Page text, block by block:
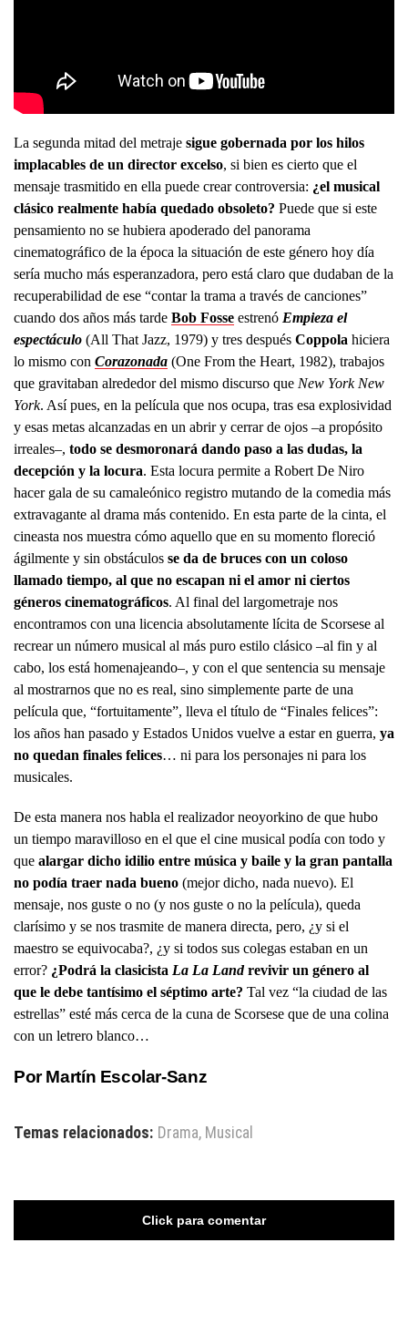
La segunda mitad del metraje sigue gobernada por los hilos
implacables de un director excelso, si bien es cierto que el
mensaje trasmitido en ella puede crear controversia: ¿el musical
clásico realmente había quedado obsoleto? Puede que si este
pensamiento no se hubiera apoderado del panorama
cinematográfico de la época la situación de este género hoy día
sería mucho más esperanzadora, pero está claro que dudaban de la
recuperabilidad de ese “contar la trama a través de canciones”
cuando dos años más tarde Bob Fosse estrenó Empieza el
espectáculo (All That Jazz, 1979) y tres después Coppola hiciera
lo mismo con Corazonada (One From the Heart, 1982), trabajos
que gravitaban alrededor del mismo discurso que New York New
York. Así pues, en la película que nos ocupa, tras esa explosividad
y esas metas alcanzadas en un abrir y cerrar de ojos –a propósito
irreales–, todo se desmoronará dando paso a las dudas, la
decepción y la locura. Esta locura permite a Robert De Niro
hacer gala de su camaleónico registro mutando de la comedia más
extravagante al drama más contenido. En esta parte de la cinta, el
cineasta nos muestra cómo aquello que en su momento floreció
ágilmente y sin obstáculos se da de bruces con un coloso
llamado tiempo, al que no escapan ni el amor ni ciertos
géneros cinematográficos. Al final del largometraje nos
encontramos con una licencia absolutamente lícita de Scorsese al
recrear un número musical al más puro estilo clásico –al fin y al
cabo, los está homenajeando–, y con el que sentencia su mensaje
al mostrarnos que no es real, sino simplemente parte de una
película que, “fortuitamente”, lleva el título de “Finales felices”:
los años han pasado y Estados Unidos vuelve a estar en guerra, ya
no quedan finales felices… ni para los personajes ni para los
musicales.
De esta manera nos habla el realizador neoyorkino de que hubo
un tiempo maravilloso en el que el cine musical podía con todo y
que alargar dicho idilio entre música y baile y la gran pantalla
no podía traer nada bueno (mejor dicho, nada nuevo). El
mensaje, nos guste o no (y nos guste o no la película), queda
clarísimo y se nos trasmite de manera directa, pero, ¿y si el
maestro se equivocaba?, ¿y si todos sus colegas estaban en un
error? ¿Podrá la clasicista La La Landrevivir un género al
que le debe tantísimo el séptimo arte? Tal vez “la ciudad de las
estrellas” esté más cerca de la cuna de Scorsese que de una colina
con un letrero blanco…
Por Martín Escolar-Sanz
Temas relacionados: Drama, Musical
Click para comentar